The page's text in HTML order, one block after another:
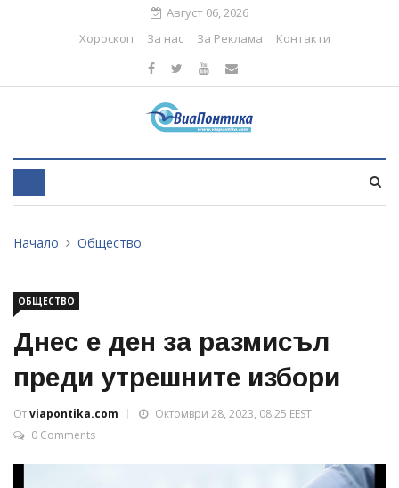
Август 06, 2026
Хороскоп
За нас За Реклама Контакти
Начало Общество
ОБЩЕСТВО
Днес е ден за размисъл
преди утрешните избори
Отviapontika.com
Октомври 28, 2023, 08:25 EEST
0 Comments